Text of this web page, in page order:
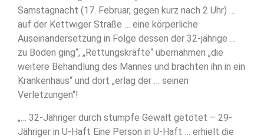
Samstagnacht (17. Februar, gegen kurz nach 2 Uhr) …
auf der Kettwiger Straße … eine körperliche
Auseinandersetzung in Folge dessen der 32-jährige …
zu Boden ging“, „Rettungskräfte“ übernahmen „die
weitere Behandlung des Mannes und brachten ihn in ein
Krankenhaus“ und dort „erlag der … seinen
Verletzungen“!
„… 32-Jähriger durch stumpfe Gewalt getötet – 29-
Jähriger in U-Haft Eine Person in U-Haft … erhielt die